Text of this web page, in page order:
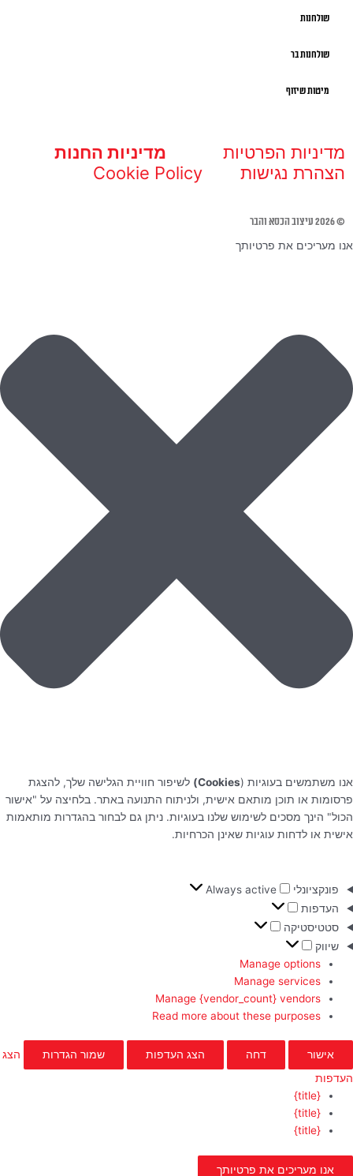
שולחנות
שולחנות בר
מיטות שיזוף
מדיניות הפרטיות
מדיניות החנות
הצהרת נגישות
Cookie Policy
© 2026 עיצוב הכסא והבר
אנו מעריכים את פרטיותך
אנו משתמשים בעוגיות (Cookies)
לשיפור חוויית הגלישה שלך, להצגת
פרסומות או תוכן מותאם אישית, ולניתוח התנועה באתר. בלחיצה על "אישור
הכול" הינך מסכים לשימוש שלנו בעוגיות. ניתן גם לבחור בהגדרות מותאמות
אישית או לדחות עוגיות שאינן הכרחיות.
פונקציונלי
Always active
העדפות
סטטיסטיקה
שיווק
Manage options
Manage services
Manage {vendor_count} vendors
Read more about these purposes
אישור דחה הצג העדפות שמור הגדרות
הצג
העדפות
{title}
{title}
{title}
אנו מעריכים את פרטיותך